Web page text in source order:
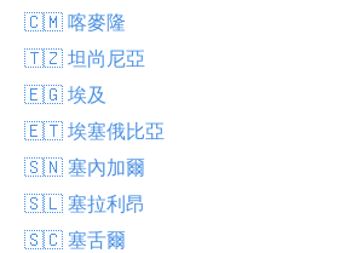
🇨🇲 喀麥隆
🇹🇿 坦尚尼亞
🇪🇬 埃及
🇪🇹 埃塞俄比亞
🇸🇳 塞內加爾
🇸🇱 塞拉利昂
🇸🇨 塞舌爾